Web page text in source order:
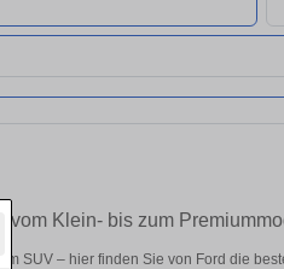
Klein- bis zum
SUV – hier finden Sie von Ford die